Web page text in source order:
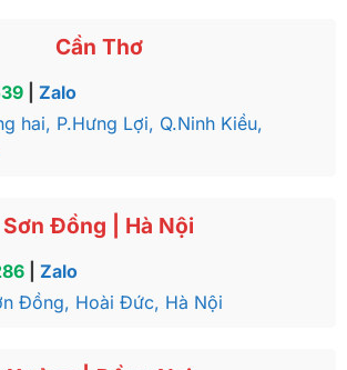
ứng được nhu cầu
thước lớn phù hợp để tiếp đón
quý và cũng là nơi gia đình quay
sau một ngày làm việc mệt mỏi.
Cần Thơ
| Zalo
hai, P.Hưng Lợi, Q.Ninh Kiều,
Sơn Đồng | Hà Nội
| Zalo
Đồng, Hoài Đức, Hà Nội